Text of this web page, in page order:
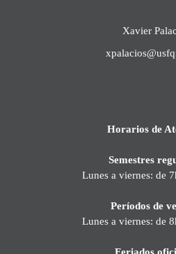
Xavier
Horarios de
Semestres
Lunes a viernes: de
Períodos de
Lunes a viernes: de
Feriados